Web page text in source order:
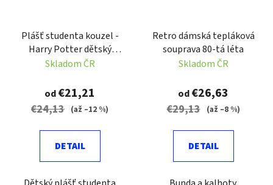
Plášť studenta kouzel -
Harry Potter dětský
kostým
Skladom ČR
od€21,21
€24,13 (až –12 %)
DETAIL
Retro dámská tepláková
souprava 80-tá léta
Skladom ČR
od€26,63
€29,13 (až –8 %)
DETAIL